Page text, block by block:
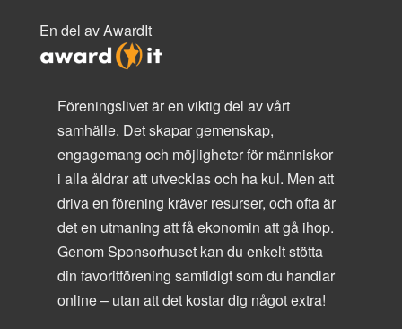
En del av AwardIt
Föreningslivet är en viktig del av vårt
samhälle. Det skapar gemenskap,
engagemang och möjligheter för människor
i alla åldrar att utvecklas och ha kul. Men att
driva en förening kräver resurser, och ofta är
det en utmaning att få ekonomin att gå ihop.
Genom Sponsorhuset kan du enkelt stötta
din favoritförening samtidigt som du handlar
online – utan att det kostar dig något extra!